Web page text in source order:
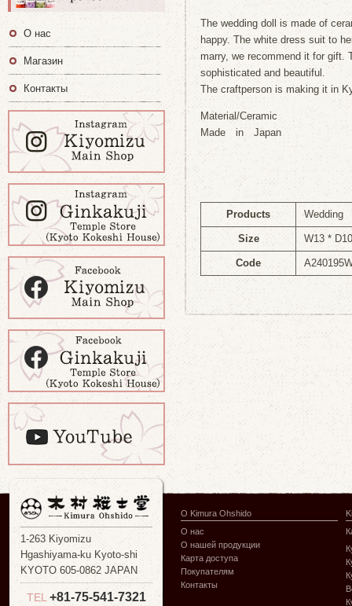
The wedding doll is made of
happy. The white dress suit to
marry, we recommend it for gift.
sophisticated and beautiful.
The craftperson is making it in
Material/Ceramic
Made in Japan
Products Wedding
Size W13 *
Code
О нас
Магазин
Контакты
1-263 Kiyomizu
Hgashiyama-ku Kyoto-shi
KYOTO 605-0862 JAPAN
TEL +81-75-541-7321
О Kimura Ohshido
О нас
О нашей продукции
Карта доступа
Покупателям
Контакты